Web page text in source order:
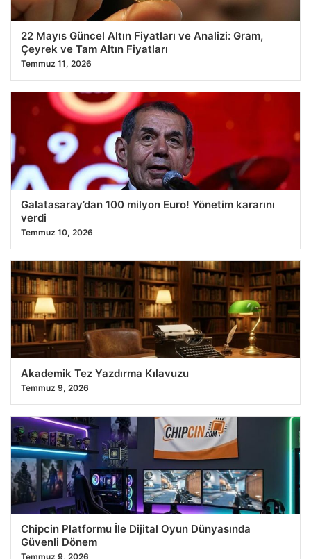
22 Mayıs Güncel Altın Fiyatları ve Analizi: Gram,
Çeyrek ve Tam Altın Fiyatları
Temmuz 11, 2026
Galatasaray’dan 100 milyon Euro! Yönetim kararını
verdi
Temmuz 10, 2026
Akademik Tez Yazdırma Kılavuzu
Temmuz 9, 2026
Chipcin Platformu İle Dijital Oyun Dünyasında
Güvenli Dönem
Temmuz 9, 2026